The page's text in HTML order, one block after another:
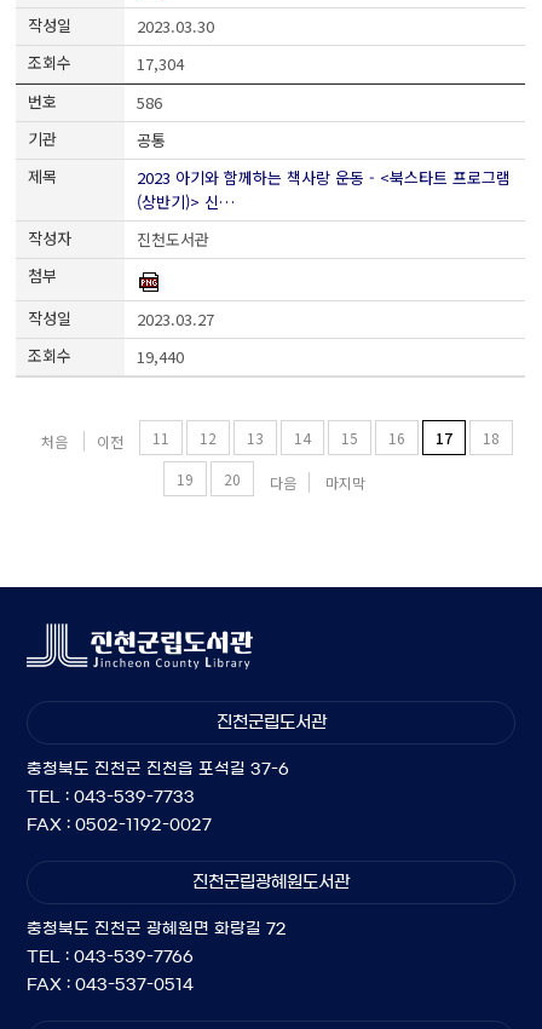
2023.03.30
17,304
586
공통
2023 아기와 함께하는 책사랑 운동 - <북스타트 프로그램
(상반기)> 신…
진천도서관
2023.03.27
19,440
처음 이전 11 12 13 14 15 16 17
18
19
20 다음 마지막
진천군립도서관
충청북도 진천군 진천읍 포석길 37-6
TEL : 043-539-7733
FAX : 0502-1192-0027
진천군립광혜원도서관
충청북도 진천군 광혜원면 화랑길 72
TEL : 043-539-7766
FAX : 043-537-0514